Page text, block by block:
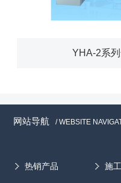
YHA-2系
网站导航 / WEBSITE
热销产品 施